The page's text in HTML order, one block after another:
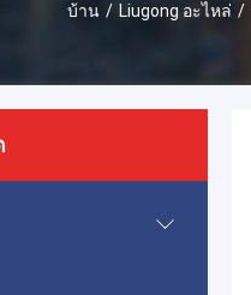
บ้าน / Liugong อะไหล่ /